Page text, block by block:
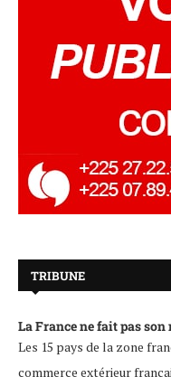
TRIBUNE
La France ne fait pas
Les 15 pays de la zone
commerce extérieur